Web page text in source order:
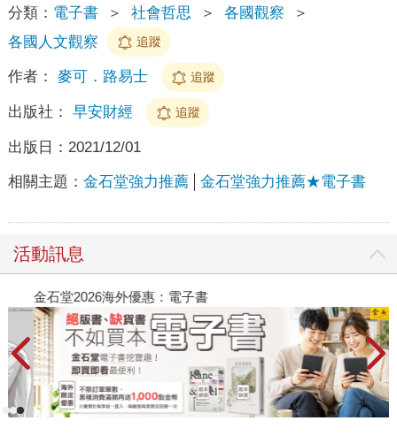
分類： 電子書 ＞ 社會哲思 ＞ 各國觀察
＞
各國人文觀察
追蹤
作者： 麥可．路易士 追蹤
出版社： 早安財經 追蹤
出版日： 2021/12/01
相關主題： 金石堂強力推薦 金石堂強力推薦★電子書
活動訊息
金石堂2026海外優惠：電子書